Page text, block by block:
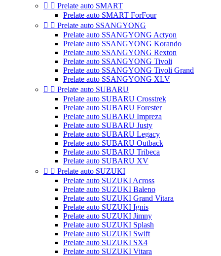
  Prelate auto SMART
Prelate auto SMART ForFour
  Prelate auto SSANGYONG
Prelate auto SSANGYONG Actyon
Prelate auto SSANGYONG Korando
Prelate auto SSANGYONG Rexton
Prelate auto SSANGYONG Tivoli
Prelate auto SSANGYONG Tivoli Grand
Prelate auto SSANGYONG XLV
  Prelate auto SUBARU
Prelate auto SUBARU Crosstrek
Prelate auto SUBARU Forester
Prelate auto SUBARU Impreza
Prelate auto SUBARU Justy
Prelate auto SUBARU Legacy
Prelate auto SUBARU Outback
Prelate auto SUBARU Tribeca
Prelate auto SUBARU XV
  Prelate auto SUZUKI
Prelate auto SUZUKI Across
Prelate auto SUZUKI Baleno
Prelate auto SUZUKI Grand Vitara
Prelate auto SUZUKI Ignis
Prelate auto SUZUKI Jimny
Prelate auto SUZUKI Splash
Prelate auto SUZUKI Swift
Prelate auto SUZUKI SX4
Prelate auto SUZUKI Vitara